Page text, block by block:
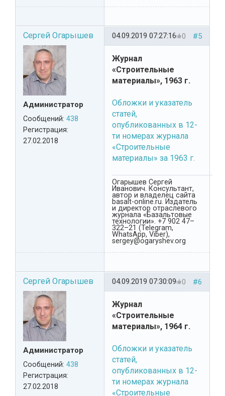
Сергей Огарышев
Администратор
Сообщений: 438
Регистрация:
27.02.2018
#5
0
04.09.2019 07:27:16
Журнал
«Строительные
материалы», 1963 г.
Обложки и указатель
статей,
опубликованных в 12-
ти номерах журнала
«Строительные
материалы» за 1963 г.
Огарышев Сергей
Иванович. Консультант,
автор и владелец сайта
basalt-online.ru. Издатель
и директор отраслевого
журнала «Базальтовые
технологии». +7 902 47–
322–21 (Telegram,
WhatsApp, Viber),
sergey@ogaryshev.org
Сергей Огарышев
Администратор
Сообщений: 438
Регистрация:
27.02.2018
#6
0
04.09.2019 07:30:09
Журнал
«Строительные
материалы», 1964 г.
Обложки и указатель
статей,
опубликованных в 12-
ти номерах журнала
«Строительные